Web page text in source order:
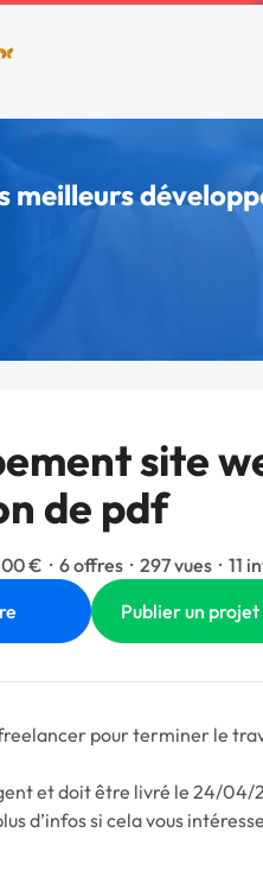
meilleurs
site
de pdf
€ · 6 offres · 297 vues · 11
Publier un
pour terminer le
et doit être livré le 24/04/
d’infos si cela vous